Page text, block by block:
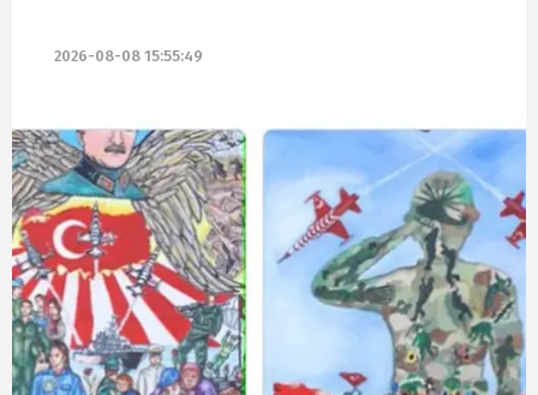
2026-08-08 15:55:49